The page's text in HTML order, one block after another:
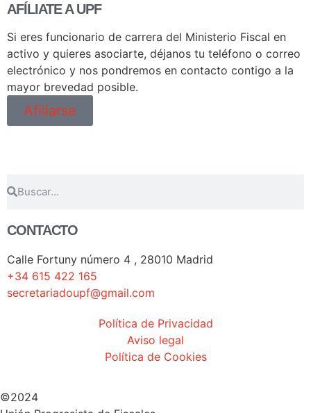
AFÍLIATE A UPF
Si eres funcionario de carrera del Ministerio Fiscal en
activo y quieres asociarte, déjanos tu teléfono o correo
electrónico y nos pondremos en contacto contigo a la
mayor brevedad posible.
Afiliarse
CONTACTO
Calle Fortuny número 4 , 28010 Madrid
+34 615 422 165
secretariadoupf@gmail.com
Política de Privacidad
Aviso legal
Política de Cookies
©2024